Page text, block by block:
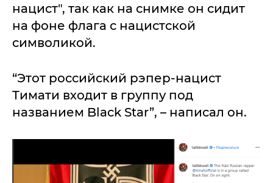
нацист", так как на снимке он сидит
на фоне флага с нацистской
символикой.
“Этот российский рэпер-нацист
Тимати входит в группу под
названием Black Star”, – написал он.